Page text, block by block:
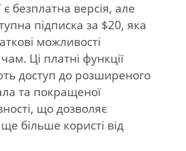
безплатна версія, але
підписка за $20, яка
можливості
Ці платні функції
доступ до розширеного
та покращеної
що дозволяє
більше користі від